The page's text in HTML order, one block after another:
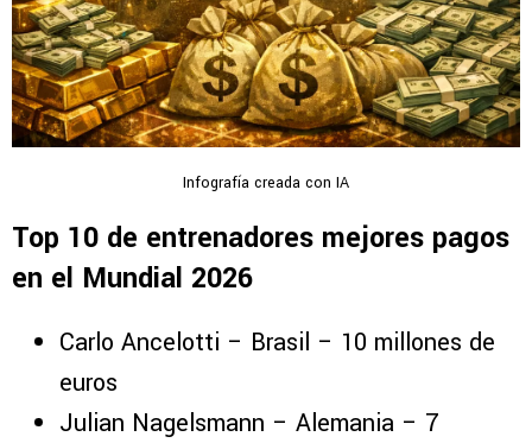
Infografía creada con IA
Top 10 de entrenadores mejores pagos
en el Mundial 2026
Carlo Ancelotti – Brasil – 10 millones de
euros
Julian Nagelsmann – Alemania – 7